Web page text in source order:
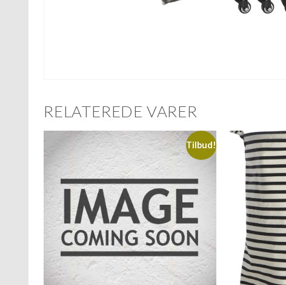
RELATEREDE VARER
Tilbud!